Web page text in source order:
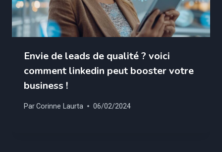
Envie de leads de qualité ? voici
comment linkedin peut booster votre
business !
ParCorinne Laurta 06/02/2024